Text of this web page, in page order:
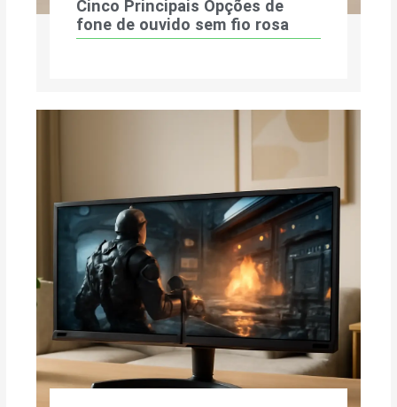
Cinco Principais Opções de
fone de ouvido sem fio rosa